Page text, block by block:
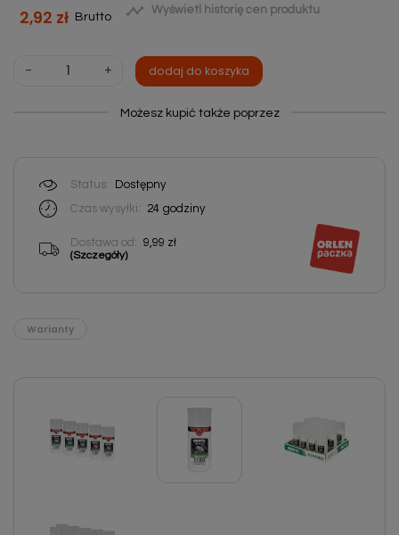
2,92 zł Brutto  Wyświetl historię cen produktu
- + dodaj do koszyka
Możesz kupić także poprzez
Status:
Dostępny
Czas wysyłki:
24 godziny
Dostawa od: 9,99 zł
(Szczegóły)
Warianty